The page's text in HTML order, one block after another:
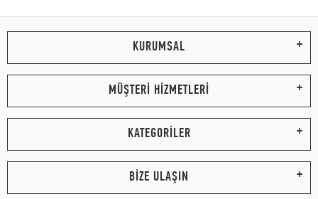
KURUMSAL
MÜŞTERİ HİZMETLERİ
KATEGORİLER
BİZE ULAŞIN